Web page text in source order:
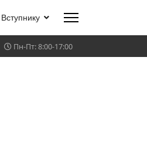
Пн-Пт: 8:00-17:00
Вступнику